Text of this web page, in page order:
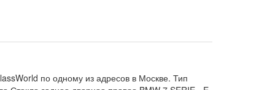
по одному из адресов в Москве. Тип